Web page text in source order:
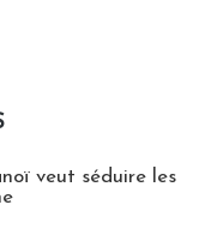
veut séduire les